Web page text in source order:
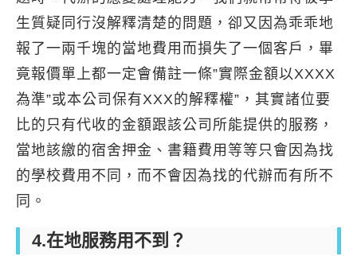
生質疑同行沒解釋清楚的問題，卻又因為乖乖地
報了一兩千塊的當地費用而損失了一個客戶，畢
竟報價單上都一定會備註一條”實際金額以XXXX
為準”或本公司保有XXX的解釋權”，其實諸位要
比的只有代收的金額跟該公司所能提供的服務，
當地該繳的宿舍押金、書籍費用等等只會因為找
的學校費用不同，而不會因為找的代辦而有所不
同。
4.在地服務用不到？